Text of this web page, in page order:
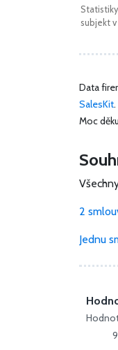
subjekt v
Data
SalesKit.
Moc
2
Jednu